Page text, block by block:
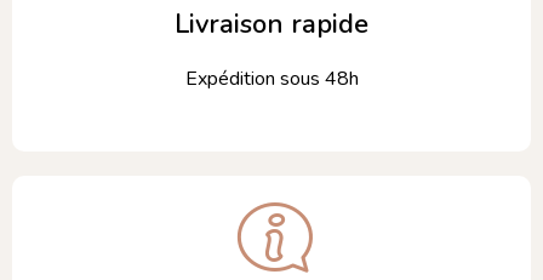
Livraison rapide
Expédition sous 48h